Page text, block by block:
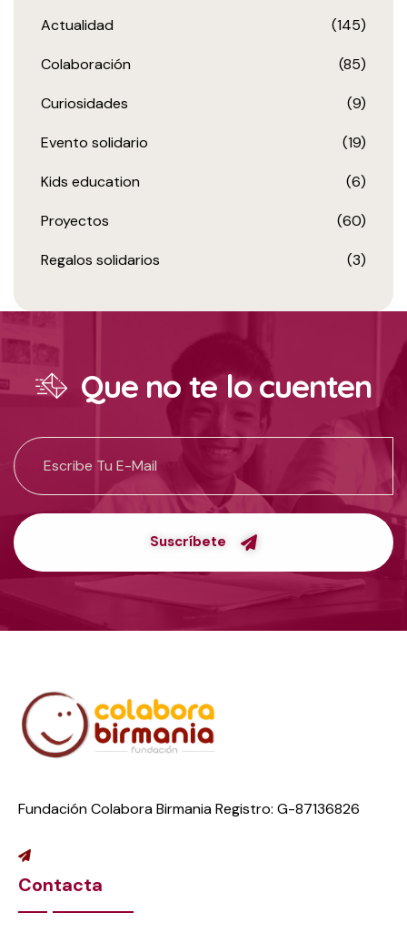
Actualidad (145)
Colaboración (85)
Curiosidades (9)
Evento solidario (19)
Kids education (6)
Proyectos (60)
Regalos solidarios (3)
Que no te lo cuenten
Suscríbete
Fundación Colabora Birmania Registro: G-87136826
Contacta